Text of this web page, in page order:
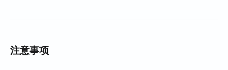
可提供续住服务，详情请咨询。 【便利设施】 - 烹饪：微波
砧板、刀具、剪刀、夹子等）和餐具（双人餐盘、马克
杯、酒杯等） - 清洁：滚筒洗衣机、吸尘器、粘毛滚筒等 -
注意事项